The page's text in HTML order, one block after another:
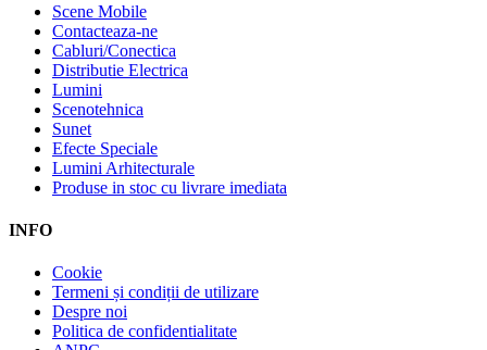
Scene Mobile
Contacteaza-ne
Cabluri/Conectica
Distributie Electrica
Lumini
Scenotehnica
Sunet
Efecte Speciale
Lumini Arhitecturale
Produse in stoc cu livrare imediata
INFO
Cookie
Termeni și condiții de utilizare
Despre noi
Politica de confidentialitate